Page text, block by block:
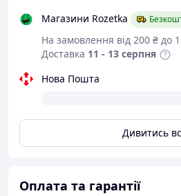
Магазини Rozetka
На замовлення від 200 ₴ до
Доставка 11 - 13 серпня
Нова Пошта
Дивитись
Оплата та гарантії